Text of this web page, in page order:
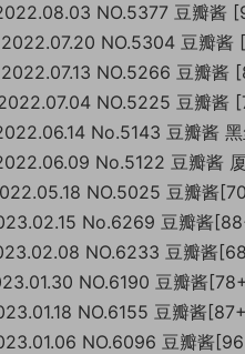
NO.5377 豆瓣酱
NO.5304 豆瓣酱
NO.5266 豆瓣酱
NO.5225 豆瓣酱
No.5143 豆瓣酱
No.5122 豆瓣酱
NO.5025 豆瓣酱
No.6269 豆瓣酱
NO.6233 豆瓣酱
NO.6190 豆瓣酱
NO.6155 豆瓣酱
NO.6096 豆瓣酱